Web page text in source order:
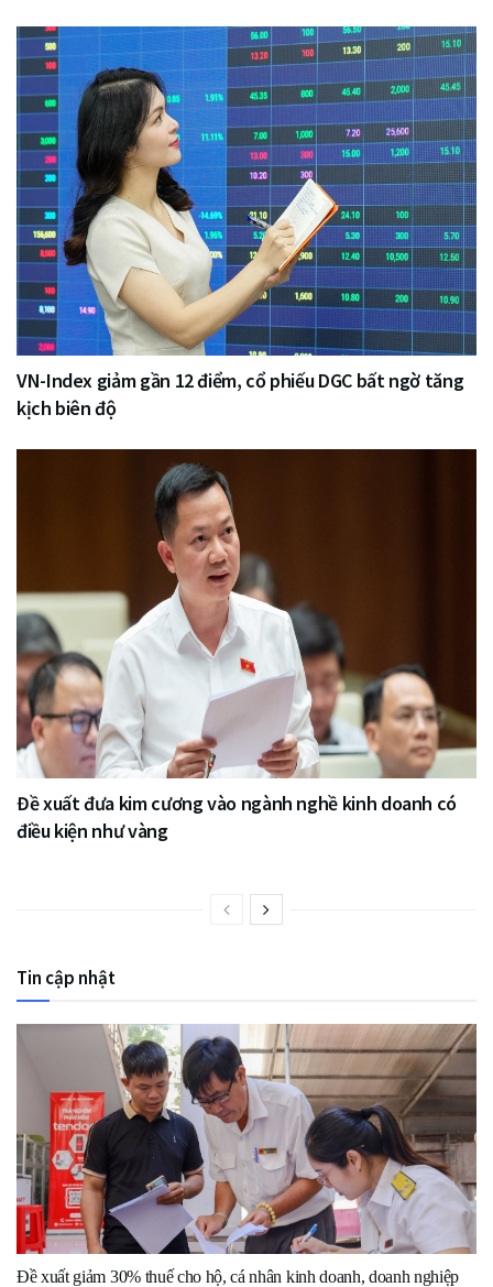
VN-Index giảm gần 12 điểm, cổ phiếu DGC bất ngờ tăng
kịch biên độ
Đề xuất đưa kim cương vào ngành nghề kinh doanh có
điều kiện như vàng
Tin cập nhật
Đề xuất giảm 30% thuế cho hộ, cá nhân kinh doanh, doanh nghiệp